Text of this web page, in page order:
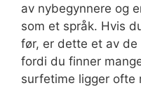
av nybegynnere og
som et språk. Hvis
før, er dette et av
fordi du finner
surfetime ligger ofte